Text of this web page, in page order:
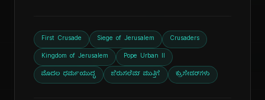
First Crusade Siege of Jerusalem Crusaders
Kingdom of Jerusalem Pope Urban II
ಮೊದಲ ಧರ್ಮಯುದ್ಧ ಜೆರುಸಲೆಮ್ ಮುತ್ತಿಗೆ ಕ್ರುಸೇಡರ್‌ಗಳು